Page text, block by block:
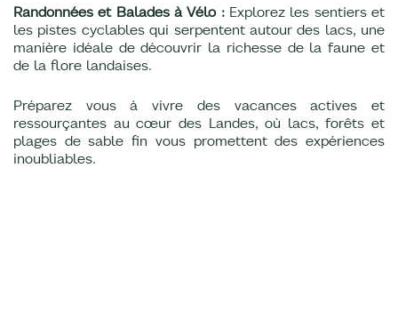
Randonnées et Balades à Vélo :Explorez les sentiers et
les pistes cyclables qui serpentent autour des lacs, une
manière idéale de découvrir la richesse de la faune et
de la flore landaises.
Préparez vous à vivre des vacances actives et
ressourçantes au cœur des Landes, où lacs, forêts et
plages de sable fin vous promettent des expériences
inoubliables.